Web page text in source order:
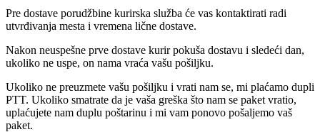
Pre dostave porudžbine kurirska služba će vas kontaktirati radi
utvrđivanja mesta i vremena lične dostave.
Nakon neuspešne prve dostave kurir pokuša dostavu i sledeći dan,
ukoliko ne uspe, on nama vraća vašu pošiljku.
Ukoliko ne preuzmete vašu pošiljku i vrati nam se, mi plaćamo dupli
PTT. Ukoliko smatrate da je vaša greška što nam se paket vratio,
uplaćujete nam duplu poštarinu i mi vam ponovo pošaljemo vaš
paket.